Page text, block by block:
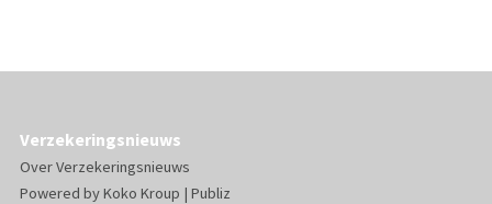
Verzekeringsnieuws
Over Verzekeringsnieuws
Powered byKoko Kroup | Publiz